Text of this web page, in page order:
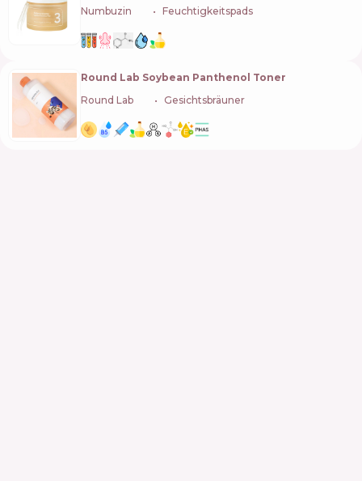
Numbuzin
Feuchtigkeitspads
Round Lab Soybean Panthenol Toner
Round Lab
Gesichtsbräuner